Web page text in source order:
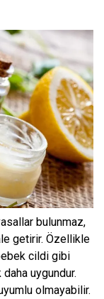
bulunmaz,
getirir. Özellikle
cildi gibi
uygundur.
olmayabilir.